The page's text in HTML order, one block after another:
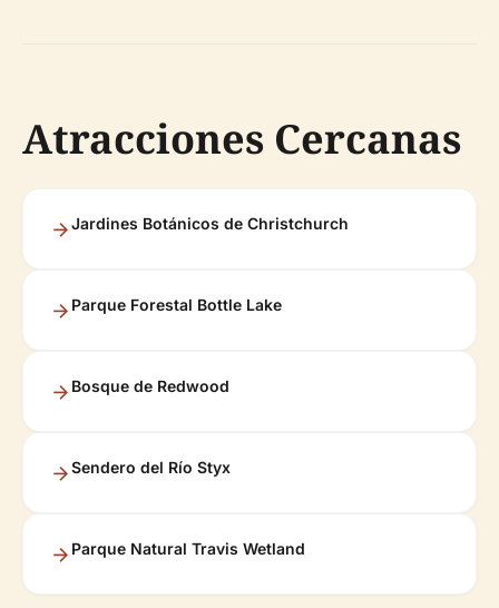
Atracciones Cercanas
Jardines Botánicos de Christchurch
Parque Forestal Bottle Lake
Bosque de Redwood
Sendero del Río Styx
Parque Natural Travis Wetland